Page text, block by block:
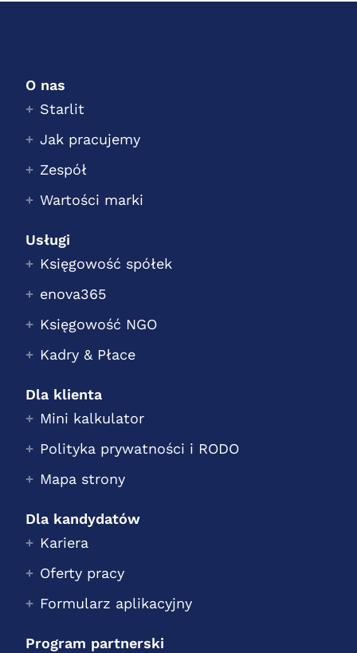
O nas
Starlit
Jak pracujemy
Zespół
Wartości marki
Usługi
Księgowość spółek
enova365
Księgowość NGO
Kadry & Płace
Dla klienta
Mini kalkulator
Polityka prywatności i RODO
Mapa strony
Dla kandydatów
Kariera
Oferty pracy
Formularz aplikacyjny
Program partnerski